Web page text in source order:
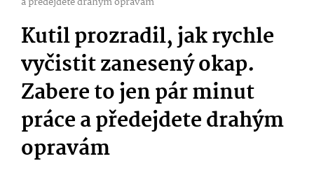
Kutil prozradil, jak rychle
vyčistit zanesený okap.
Zabere to jen pár minut
práce a předejdete drahým
opravám